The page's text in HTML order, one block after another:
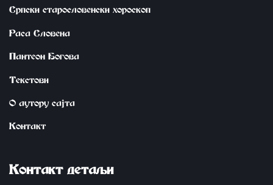
Српски старословенски хороскоп
Раса Словена
Пантеон Богова
Tekstovi
О аутору сајта
Контакт
Kontakt detaqi